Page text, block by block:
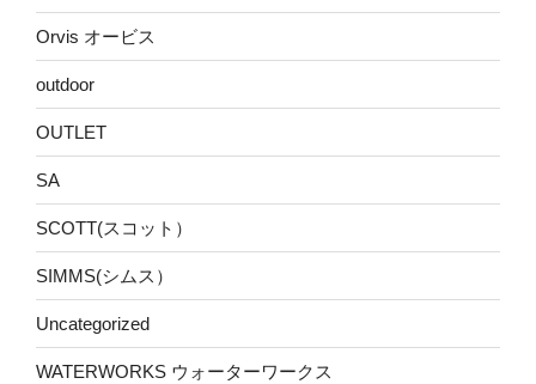
Orvis オービス
outdoor
OUTLET
SA
SCOTT(スコット）
SIMMS(シムス）
Uncategorized
WATERWORKS ウォーターワークス